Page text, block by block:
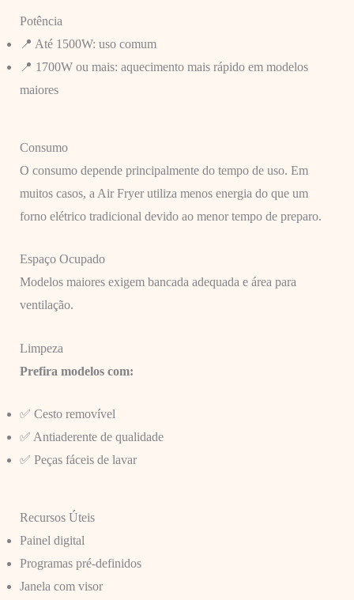
Potência
📍 Até 1500W: uso comum
📍 1700W ou mais: aquecimento mais rápido em modelos
maiores
Consumo
O consumo depende principalmente do tempo de uso. Em
muitos casos, a Air Fryer utiliza menos energia do que um
forno elétrico tradicional devido ao menor tempo de preparo.
Espaço Ocupado
Modelos maiores exigem bancada adequada e área para
ventilação.
Limpeza
Prefira modelos com:
✅ Cesto removível
✅ Antiaderente de qualidade
✅ Peças fáceis de lavar
Recursos Úteis
Painel digital
Programas pré-definidos
Janela com visor